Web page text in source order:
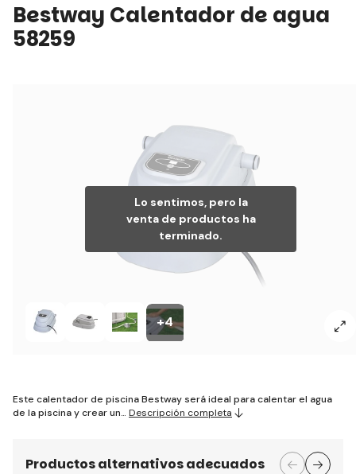
+4
Lo sentimos, pero la
venta de productos ha
terminado.
Bestway Calentador de agua
58259
Este calentador de piscina Bestway será ideal para calentar el agua
de la piscina y crear un… Descripción completa
Productos alternativos adecuados